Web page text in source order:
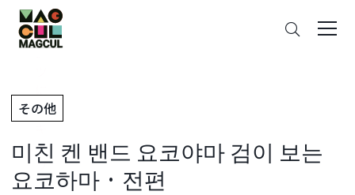
ン
テ
ン
に
ス
キ
ッ
プ
その他
미친 켄 밴드 요코야마 검이 보는
요코하마 · 전편